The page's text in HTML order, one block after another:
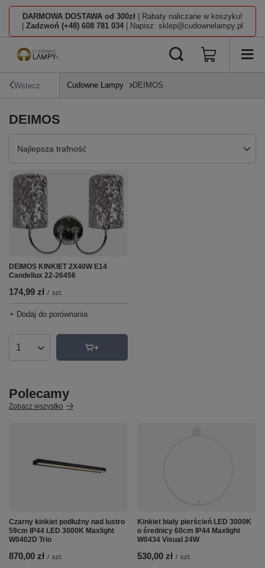
DARMOWA DOSTAWA od 300zł | Rabaty naliczane w koszyku!
Zadzwoń (+48) 608 781 034 | Napisz: sklep@cudownelampy.pl
Wstecz Cudowne Lampy DEIMOS
DEIMOS
Zmień sortowanie
Najlepsza trafność
DEIMOS KINKIET 2X40W E14
Candellux 22-26456
174,99 zł / szt.
+ Dodaj do porównania
Ilość produktów
Polecamy
Zobacz wszystko
Czarny kinkiet podłużny nad lustro
59cm IP44 LED 3000K Maxlight
W0402D Trio
870,00 zł / szt.
Kinkiet biały pierścień LED 3000K
o średnicy 60cm IP44 Maxlight
W0434 Visual 24W
530,00 zł / szt.